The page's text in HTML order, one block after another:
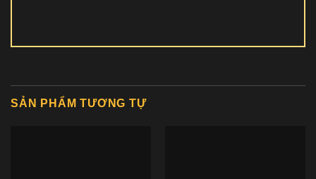
SẢN PHẨM TƯƠNG TỰ